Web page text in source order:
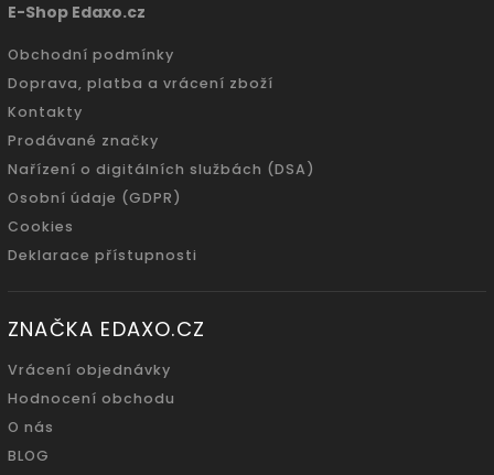
E-Shop Edaxo.cz
Obchodní podmínky
Doprava, platba a vrácení zboží
Kontakty
Prodávané značky
Nařízení o digitálních službách (DSA)
Osobní údaje (GDPR)
Cookies
Deklarace přístupnosti
ZNAČKA EDAXO.CZ
Vrácení objednávky
Hodnocení obchodu
O nás
BLOG